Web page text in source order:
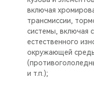
включая
трансмиссии,
системы, включая
естественного
окружающей
и т.п.);